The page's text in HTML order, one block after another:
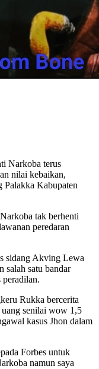
Narkoba terus
nilai kebaikan,
Palakka Kabupaten
tak berhenti
peredaran
sidang Akving Lewa
salah satu bandar
peradilan.
Rukka bercerita
senilai wow 1,5
kasus Jhon dalam
Forbes untuk
namun saya